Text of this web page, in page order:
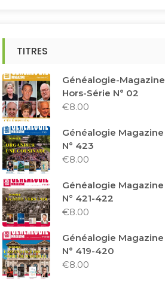
TITRES
Généalogie-Magazine
Hors-Série N° 02
€8.00
Généalogie Magazine
N° 423
€8.00
Généalogie Magazine
N° 421-422
€8.00
Généalogie Magazine
N° 419-420
€8.00